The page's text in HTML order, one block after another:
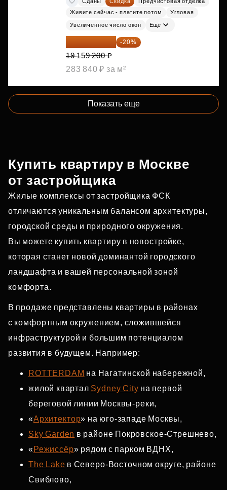
Живите сейчас - платите потом
Угловая
Увеличенное число окон Ещё
15 327 360 ₽ -20%
19 159 200 ₽
283 840 ₽ за м²
Показать еще
Купить квартиру в Москве
от застройщика
Жилые комплексы от застройщика ФСК
отличаются уникальным балансом архитектуры,
городской среды и природного окружения.
Вы можете купить квартиру в новостройке,
которая станет новой доминантой городского
ландшафта и вашей персональной зоной
комфорта.
В продаже представлены квартиры в районах
с комфортным окружением, сложившейся
инфраструктурой и большим потенциалом
развития в будущем. Например:
ROTTERDAM на Нагатинской набережной,
жилой квартал Sydney City на первой
береговой линии Москвы‑реки,
«Архитектор» на юго‑западе Москвы,
Sky Garden в районе Покровское‑Стрешнево,
«Режиссёр» рядом с парком ВДНХ,
The Lake в Северо‑Восточном округе, районе
Свиблово,